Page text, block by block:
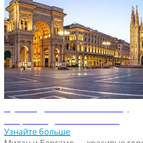
Узнайте больше